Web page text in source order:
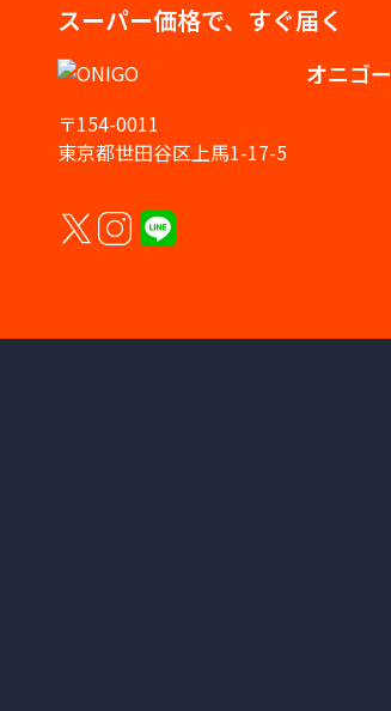
スーパー価格で、すぐ届く
オニゴー
〒154-0011
東京都世田谷区上馬1-17-5